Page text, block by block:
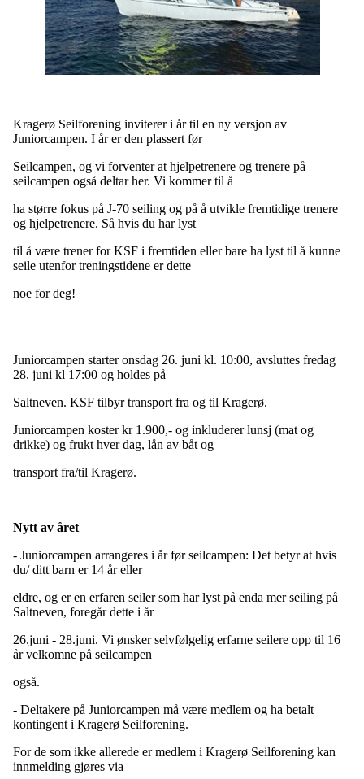
Kragerø Seilforening inviterer i år til en ny versjon av
Juniorcampen. I år er den plassert før
Seilcampen, og vi forventer at hjelpetrenere og trenere på
seilcampen også deltar her. Vi kommer til å
ha større fokus på J-70 seiling og på å utvikle fremtidige trenere
og hjelpetrenere. Så hvis du har lyst
til å være trener for KSF i fremtiden eller bare ha lyst til å kunne
seile utenfor treningstidene er dette
noe for deg!
Juniorcampen starter onsdag 26. juni kl. 10:00, avsluttes fredag
28. juni kl 17:00 og holdes på
Saltneven. KSF tilbyr transport fra og til Kragerø.
Juniorcampen koster kr 1.900,- og inkluderer lunsj (mat og
drikke) og frukt hver dag, lån av båt og
transport fra/til Kragerø.
Nytt av året
- Juniorcampen arrangeres i år før seilcampen: Det betyr at hvis
du/ ditt barn er 14 år eller
eldre, og er en erfaren seiler som har lyst på enda mer seiling på
Saltneven, foregår dette i år
26.juni - 28.juni. Vi ønsker selvfølgelig erfarne seilere opp til 16
år velkomne på seilcampen
også.
- Deltakere på Juniorcampen må være medlem og ha betalt
kontingent i Kragerø Seilforening.
For de som ikke allerede er medlem i Kragerø Seilforening kan
innmelding gjøres via